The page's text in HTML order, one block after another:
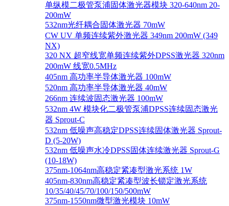
单纵模二极管泵浦固体激光器模块 320-640nm 20-
200mW
532nm光纤耦合固体激光器 70mW
CW UV 单频连续紫外激光器 349nm 200mW (349
NX)
320 NX 超窄线宽单频连续紫外DPSS激光器 320nm
200mW 线宽0.5MHz
405nm 高功率半导体激光器 100mW
520nm 高功率半导体激光器 40mW
266nm 连续波固态激光器 100mW
532nm 4W 模块化二极管泵浦DPSS连续固态激光
器 Sprout-C
532nm 低噪声高稳定DPSS连续固体激光器 Sprout-
D (5-20W)
532nm 低噪声水冷DPSS固体连续激光器 Sprout-G
(10-18W)
375nm-1064nm高稳定紧凑型激光系统 1W
405nm-830nm高稳定紧凑型波长锁定激光系统
10/35/40/45/70/100/150/500mW
375nm-1550nm微型激光模块 10mW